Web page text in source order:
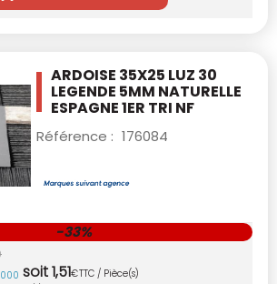
ARDOISE 35X25 LUZ 30
LEGENDE 5MM NATURELLE
ESPAGNE 1ER TRI NF
Référence : 176084
soit1,51€TTC / Pièce(s)
-33%